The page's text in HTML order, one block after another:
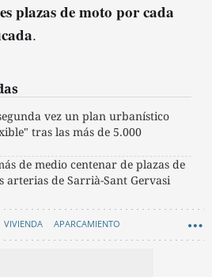
plazas de moto por cada
a.
vez un plan urbanístico
tras las más de 5.000
de medio centenar de plazas de
arterias de Sarrià-Sant Gervasi
VIVIENDA APARCAMIENTO